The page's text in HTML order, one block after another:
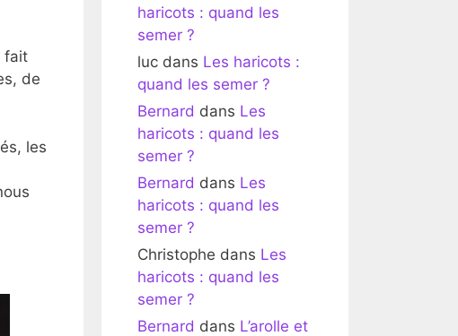
fait
de
les
haricots : quand les
semer ?
luc dans Les haricots :
quand les semer ?
Bernard dans Les
haricots : quand les
semer ?
Bernard dans Les
haricots : quand les
semer ?
Christophe dans Les
haricots : quand les
semer ?
Bernard dans L’arolle et